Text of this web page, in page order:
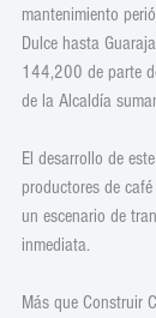
mantenimiento
Dulce hasta
144,200 de parte
de la Alcaldía
El desarrollo de
productores de
un escenario de
inmediata.
Más que Construir